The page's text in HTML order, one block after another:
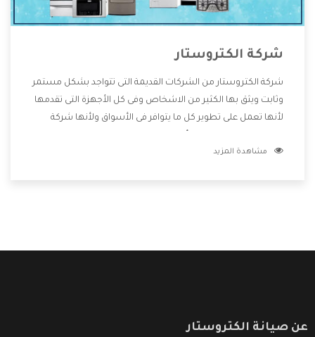
شركة الكتروستار
شركة الكتروستار من الشركات القديمة التى تتواجد بشكل مستمر
وثابت ويثق بها الكثير من الاشخاص وفى كل الأجهزة التى تقدمها
لأنها تعمل على تطوير كل ما يتوافر فى الأسواق ولأنها شركة
وتقدم للعملاء أقوى العروض والخصومات التى تسهل على
مشاهدة المزيد
عن صيانة الكتروستار